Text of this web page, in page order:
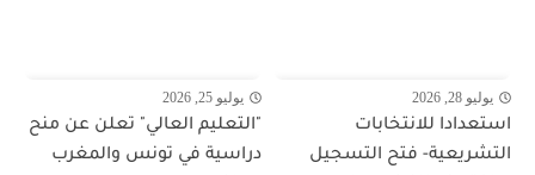
يوليو 28, 2026
استعدادا للانتخابات
التشريعية- فتح التسجيل
يوليو 25, 2026
"التعليم العالي" تعلن عن منح
دراسية في تونس والمغرب